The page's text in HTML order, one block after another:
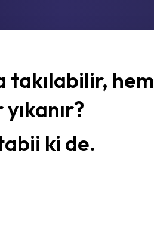
takılabilir, hem
ki de.